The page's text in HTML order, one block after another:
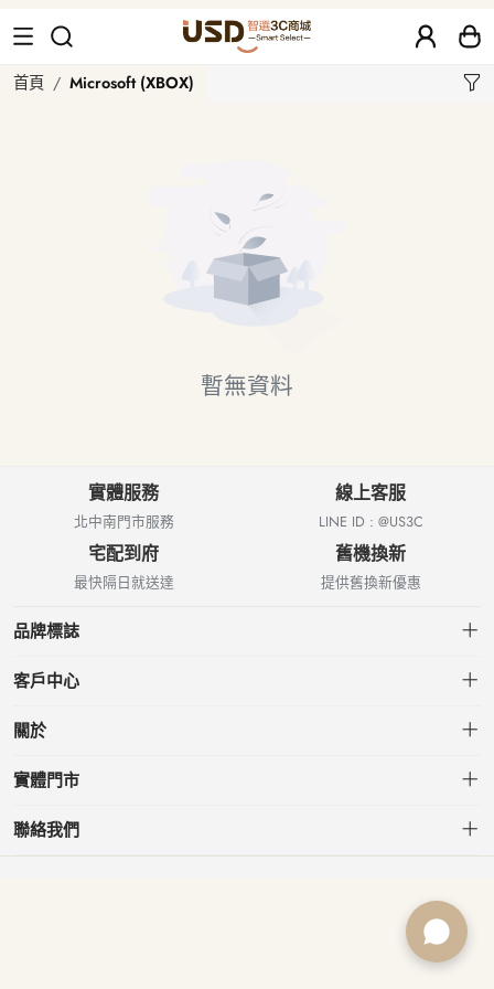
Microsoft (XBOX)
首頁 Microsoft (XBOX)
暫無資料
實體服務
北中南門市服務
線上客服
LINE ID : @US3C
宅配到府
最快隔日就送達
舊機換新
提供舊換新優惠
品牌標誌
客戶中心
會員中心
關於
關於US3C
實體門市
台北小南門店
台北南港店
聯絡我們